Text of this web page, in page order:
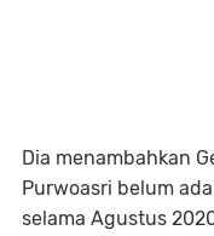
Dia menambahkan
Purwoasri belum
selama Agustus